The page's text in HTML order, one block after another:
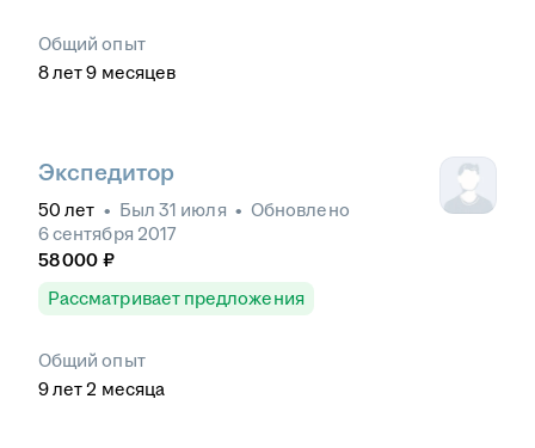
Общий опыт
8лет 9 месяцев
Экспедитор
50 лет • Был 31 июля • Обновлено
6 сентября 2017
58 000 ₽
Рассматривает предложения
Общий опыт
9лет 2 месяца